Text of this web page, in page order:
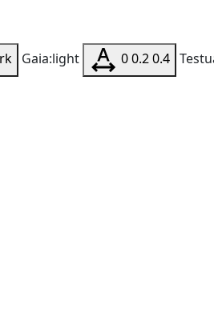
Gaia:light 00.20.4